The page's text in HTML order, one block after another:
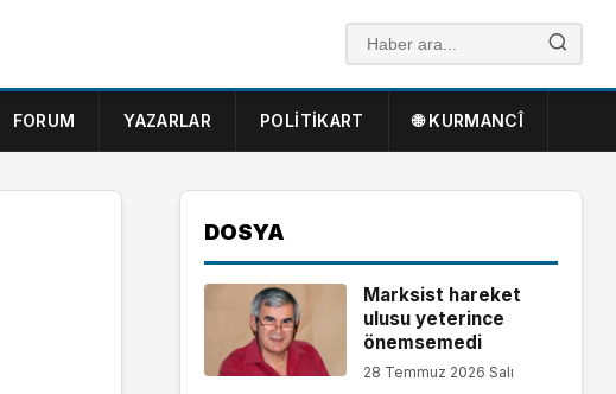
FORUM YAZARLAR POLITIKART 🌐 KURMANCÎ
DOSYA
Marksist hareket
ulusu yeterince
önemsemedi
28 Temmuz 2026 Salı